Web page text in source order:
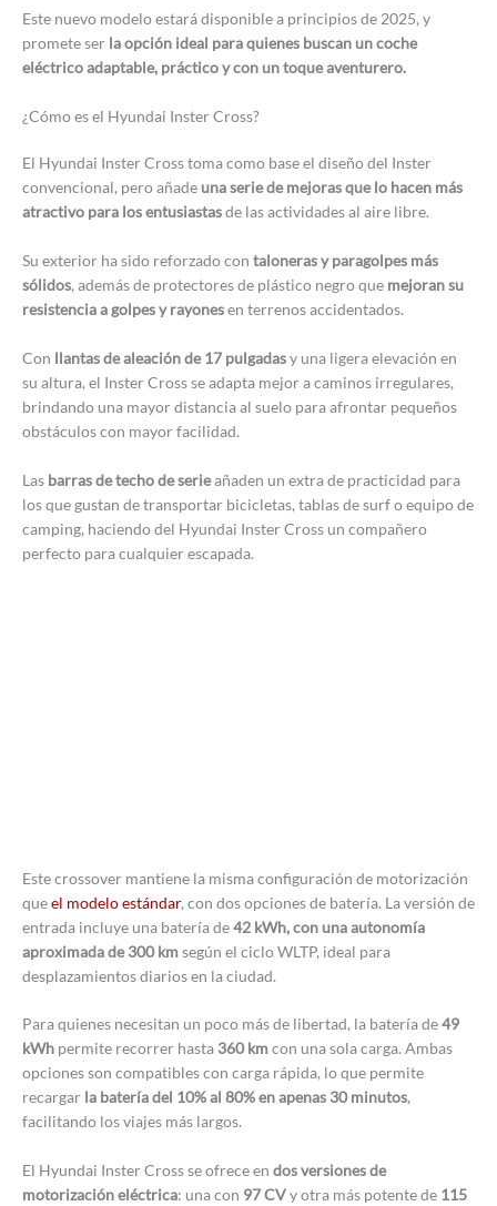
Este nuevo modelo estará disponible a principios de 2025, y
promete ser la opción ideal para quienes buscan un coche
eléctrico adaptable, práctico y con un toque aventurero.
¿Cómo es el Hyundai Inster Cross?
El Hyundai Inster Cross toma como base el diseño del Inster
convencional, pero añade una serie de mejoras que lo hacen más
atractivo para los entusiastasde las actividades al aire libre.
Su exterior ha sido reforzado con taloneras y paragolpes más
sólidos, además de protectores de plástico negro que mejoran su
resistencia a golpes y rayonesen terrenos accidentados.
Con llantas de aleación de 17 pulgadasy una ligera elevación en
su altura, el Inster Cross se adapta mejor a caminos irregulares,
brindando una mayor distancia al suelo para afrontar pequeños
obstáculos con mayor facilidad.
Las barras de techo de serieañaden un extra de practicidad para
los que gustan de transportar bicicletas, tablas de surf o equipo de
camping, haciendo del Hyundai Inster Cross un compañero
perfecto para cualquier escapada.
Este crossover mantiene la misma configuración de motorización
queel modelo estándar, con dos opciones de batería. La versión de
entrada incluye una batería de42 kWh, con una autonomía
aproximada de 300 kmsegún el ciclo WLTP, ideal para
desplazamientos diarios en la ciudad.
Para quienes necesitan un poco más de libertad, la batería de49
kWh permite recorrer hasta 360 kmcon una sola carga. Ambas
opciones son compatibles con carga rápida, lo que permite
recargar la batería del 10% al 80% en apenas 30 minutos,
facilitando los viajes más largos.
El Hyundai Inster Cross se ofrece en dos versiones de
motorización eléctrica: una con 97 CVy otra más potente de 115